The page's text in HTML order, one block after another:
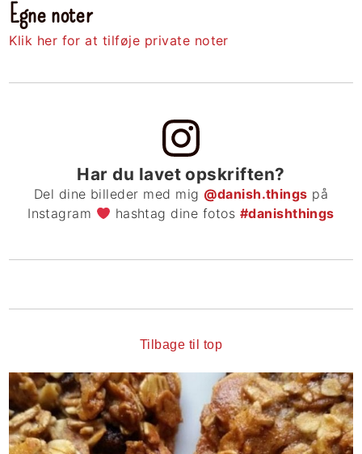
Egne noter
Klik her for at tilføje private noter
Har du lavet opskriften?
Del dine billeder med mig @danish.things på
Instagram
hashtag dine fotos #danishthings
Tilbage til top